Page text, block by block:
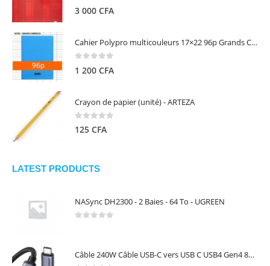
3 000 CFA
Cahier Polypro multicouleurs 17×22 96p Grands Carreaux Séyès 90g - CALLIGRAPHE
1 200 CFA
Crayon de papier (unité) - ARTEZA
0 out of 5
125 CFA
LATEST PRODUCTS
NASync DH2300 - 2 Baies - 64 To - UGREEN
Câble 240W Câble USB-C vers USB C USB4 Gen4 80Gbps pour Thunderbolt 5/4/3, Premium 18K double écran triple 4K PD3.1 - UGREEN